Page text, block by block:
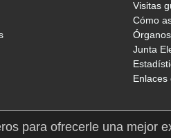
Visitas
Cómo
Junta
Enlaces
para ofrecerle una mejor